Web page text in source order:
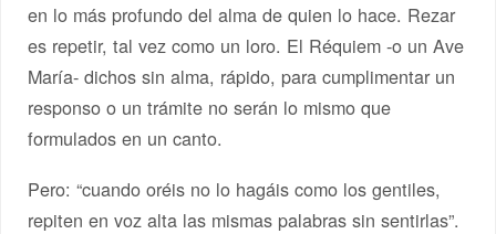
en lo más profundo del alma de quien lo hace. Rezar
es repetir, tal vez como un loro. El Réquiem -o un Ave
María- dichos sin alma, rápido, para cumplimentar un
responso o un trámite no serán lo mismo que
formulados en un canto.
Pero: “cuando oréis no lo hagáis como los gentiles,
repiten en voz alta las mismas palabras sin sentirlas”.